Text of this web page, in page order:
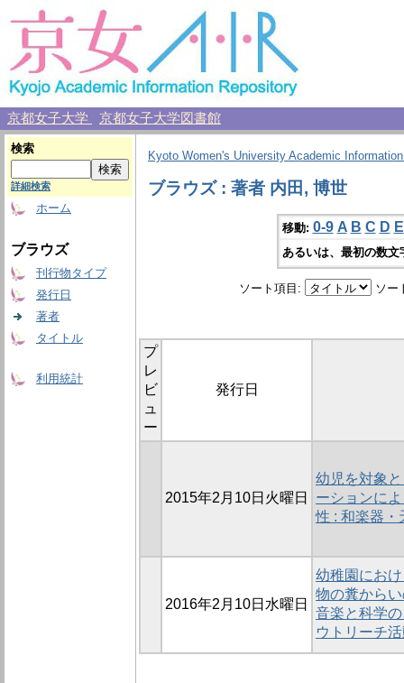
京都女子大学 京都女子大学図書館
検索
詳細検索
ホーム
ブラウズ
刊行物タイプ
発行日
著者
タイトル
利用統計
Kyoto Women's University Academic
ブラウズ : 著者 内田, 博世
移動: 0-9 A B C D E
あるいは、最初の数
ソート項目: ソー
プ
レ
ビ
ュ
ー
発行日
2015年2月10日火曜日
幼児を対象
ーションに
性 : 和楽器・
2016年2月10日水曜日
幼稚園にお
物の糞から
音楽と科学
ウトリーチ